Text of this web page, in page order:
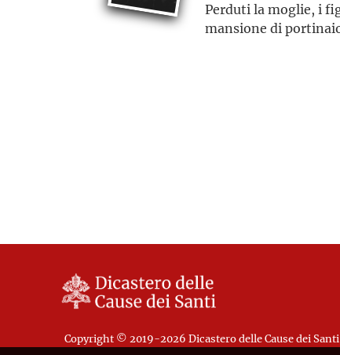
Perduti la moglie, i
mansione di
Copyright © 2019-2026 Dicastero delle Cause dei Santi